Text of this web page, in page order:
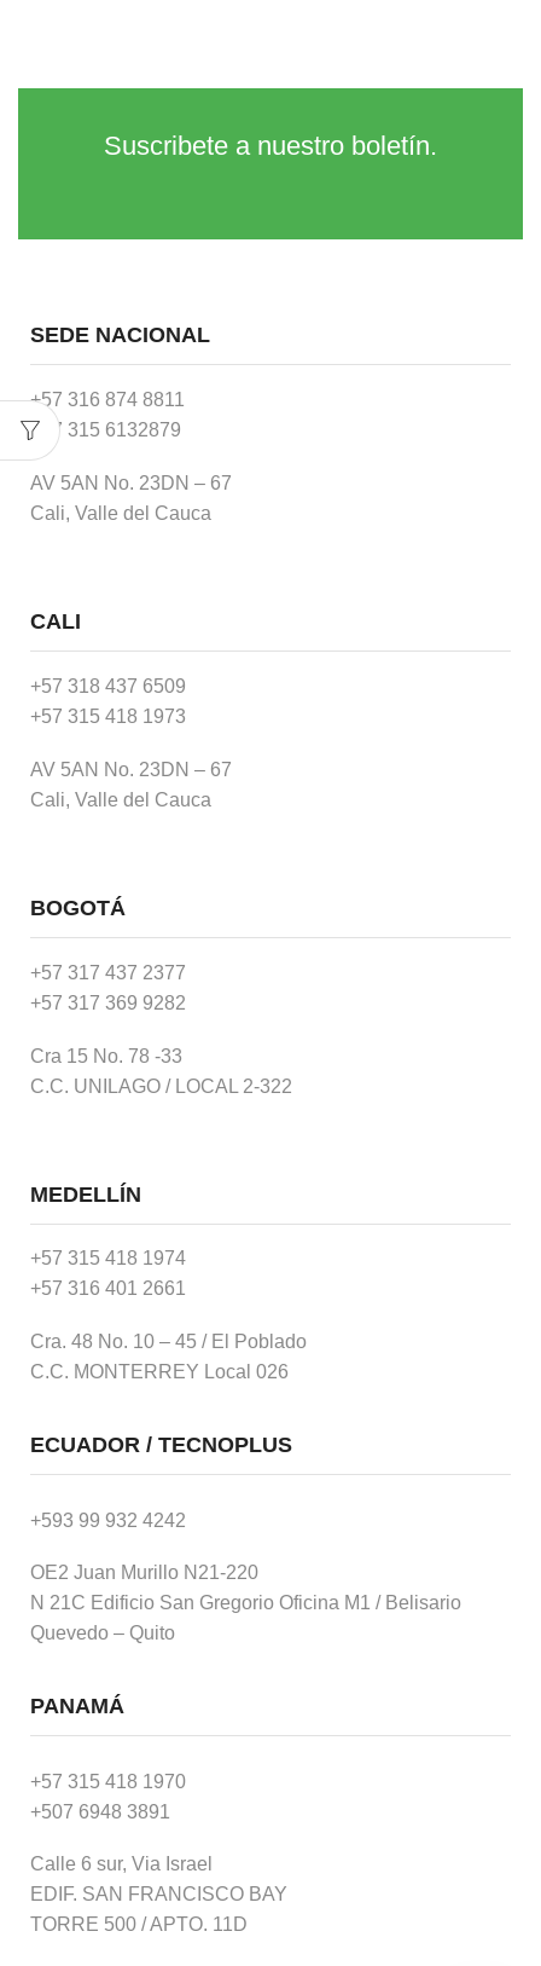
Suscribete a nuestro boletín.
SEDE NACIONAL
+57 316 874 8811
+57 315 6132879
AV 5AN No. 23DN – 67
Cali, Valle del Cauca
CALI
+57 318 437 6509
+57 315 418 1973
AV 5AN No. 23DN – 67
Cali, Valle del Cauca
BOGOTÁ
+57 317 437 2377
+57 317 369 9282
Cra 15 No. 78 -33
C.C. UNILAGO / LOCAL 2-322
MEDELLÍN
+57 315 418 1974
+57 316 401 2661
Cra. 48 No. 10 – 45 / El Poblado
C.C. MONTERREY Local 026
ECUADOR / TECNOPLUS
+593 99 932 4242
OE2 Juan Murillo N21-220
N 21C Edificio San Gregorio Oficina M1 / Belisario
Quevedo – Quito
PANAMÁ
+57 315 418 1970
+507 6948 3891
Calle 6 sur, Via Israel
EDIF. SAN FRANCISCO BAY
TORRE 500 / APTO. 11D